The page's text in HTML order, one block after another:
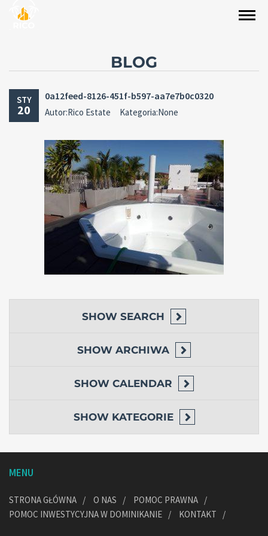
BLOG
STY
20
0a12feed-8126-451f-b597-aa7e7b0c0320
Autor:Rico Estate Kategoria:None
SHOW SEARCH
SHOW ARCHIWA
SHOW CALENDAR
SHOW KATEGORIE
MENU
STRONA GŁÓWNA O NAS
POMOC PRAWNA
POMOC INWESTYCYJNA W DOMINIKANIE
KONTAKT